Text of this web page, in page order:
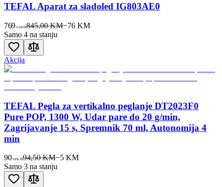
TEFAL Aparat za sladoled IG803AE0
769 00KM845,00 KM−76 KM
Samo 4 na stanju
Akcija
TEFAL Pegla za vertikalno peglanje DT2023F0
Pure POP, 1300 W, Udar pare do 20 g/min,
Zagrijavanje 15 s, Spremnik 70 ml, Autonomija 4
min
90 00KM94,50 KM−5KM
Samo 3 na stanju